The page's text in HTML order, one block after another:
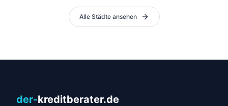
Alle Städte ansehen
der-kreditberater.de